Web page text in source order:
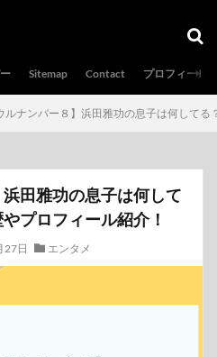
Sitemap Contact プロフィール
ルナンバー８】浜田雅功の息子は何して
浜田雅功の息子は何して
プロフィール紹介！
27日 エンタメ